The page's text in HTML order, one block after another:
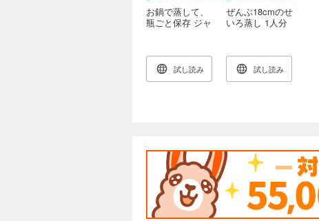
お鍋で蒸して、
瓶ごと保存 ジャ
毎日おいしい！
便利なおそうざ
い
試し読み
ぜんぶ18cmのせ
いろ蒸し 1人分
試し読み